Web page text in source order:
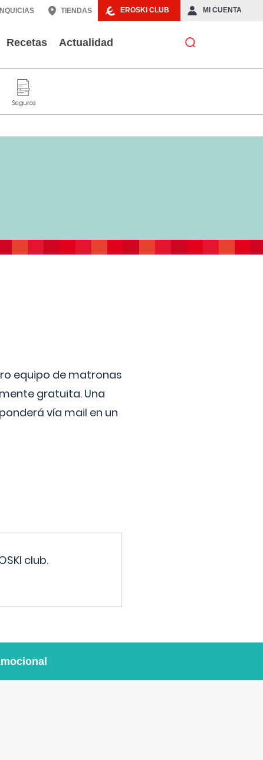
EROSKI CLUB MI CUENTA
TIENDAS
Recetas Actualidad
equipo de matronas
gratuita. Una
vía mail en un
club.